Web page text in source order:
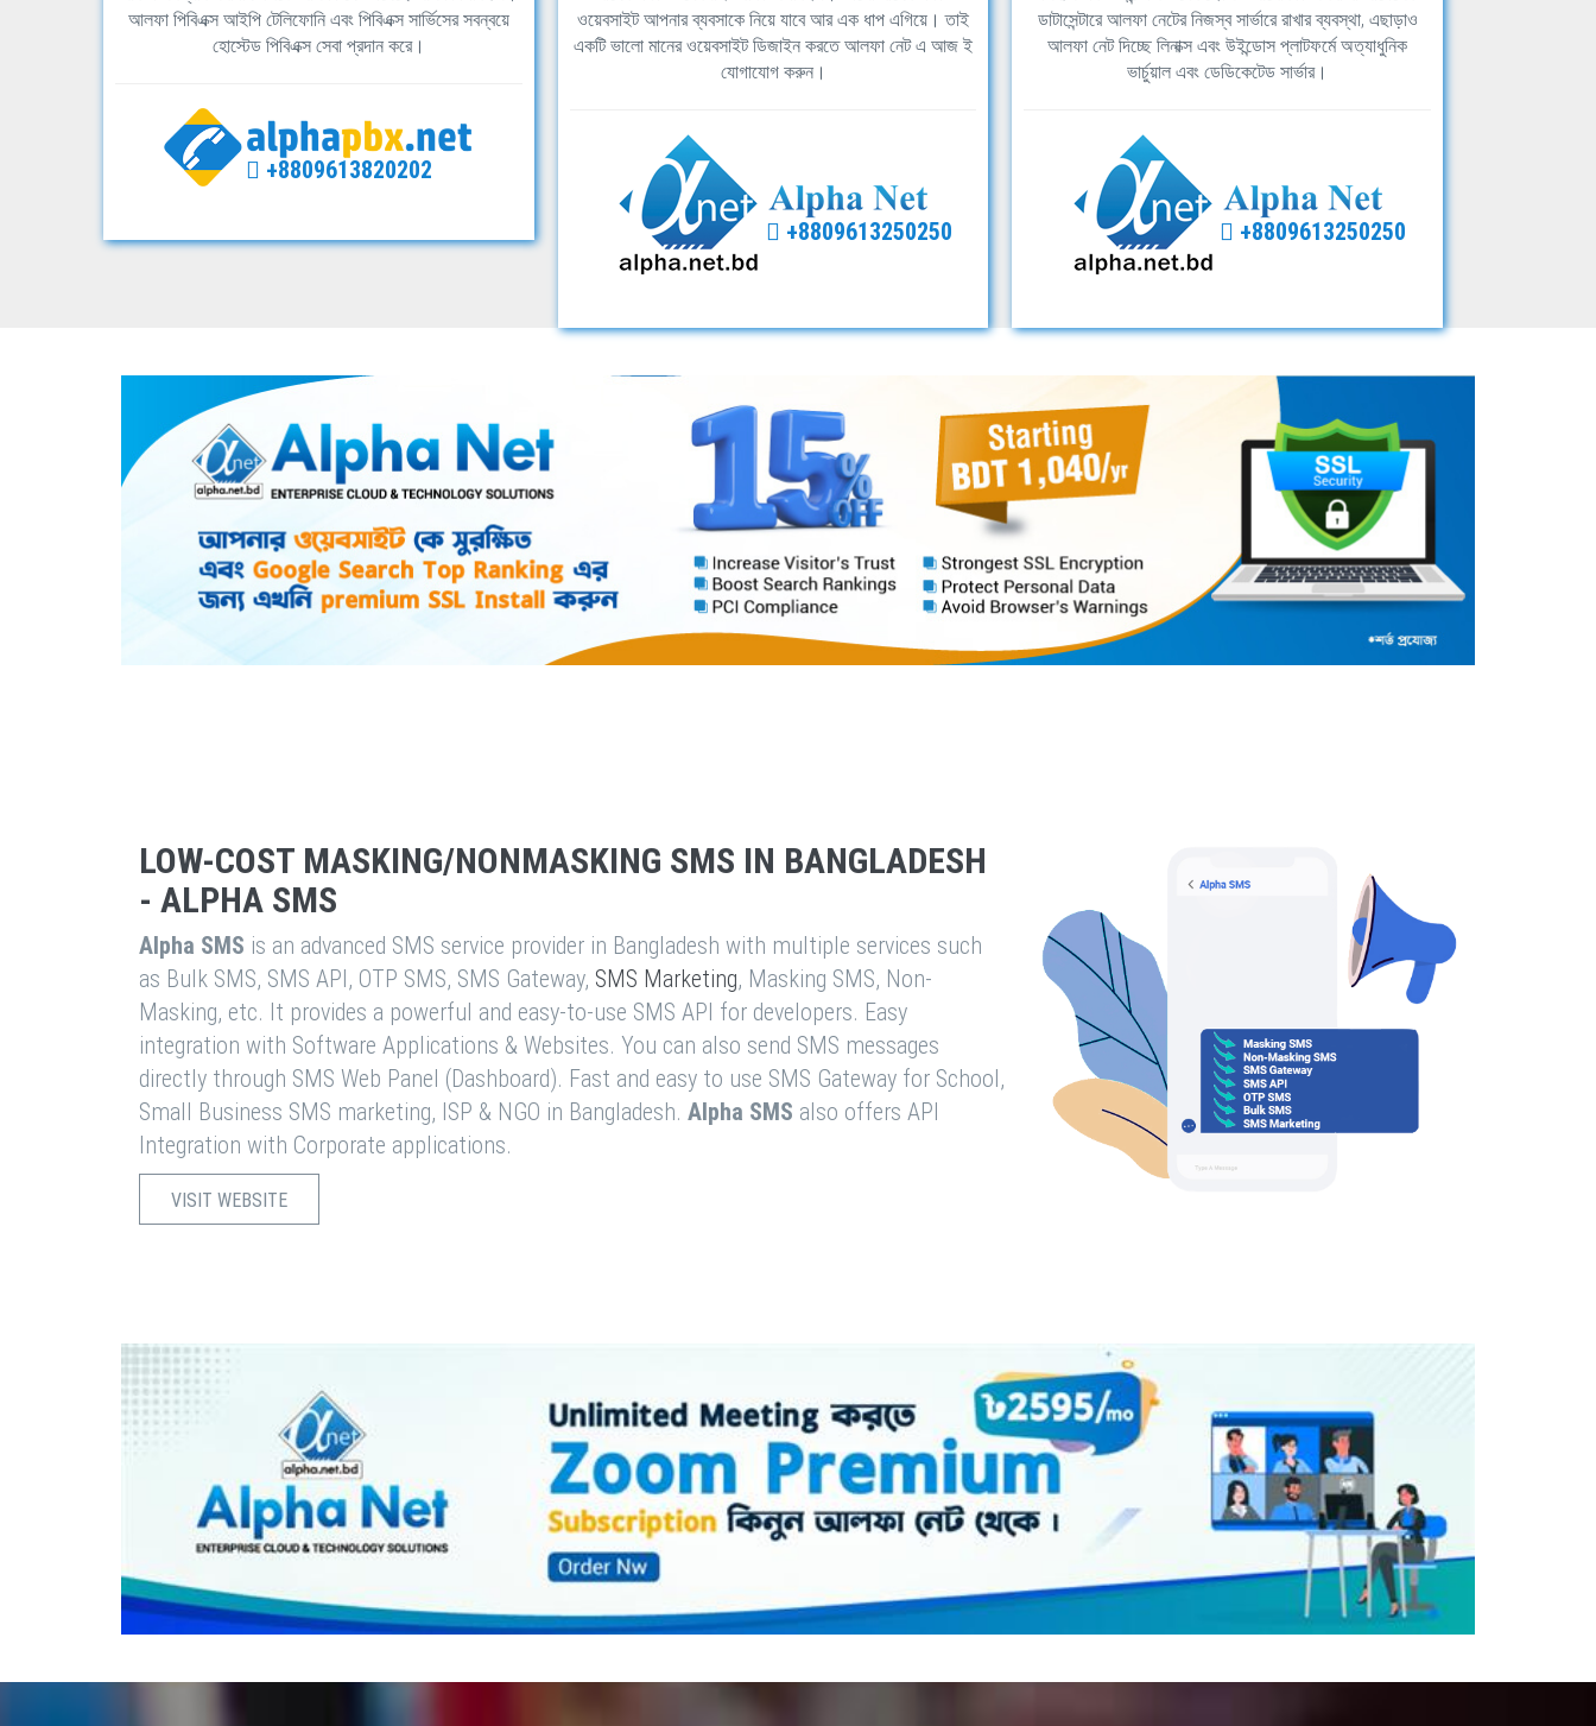
আলফা পিবিএক্স আইপি টেলিফোনি এবং পিবিএক্স সার্ভিসের সবন্বয়ে
হোস্টেড পিবিএক্স সেবা প্রদান করে।
+8809613820202
ওয়েবসাইট আপনার ব্যবসাকে নিয়ে যাবে আর এক ধাপ এগিয়ে। তাই
একটি ভালো মানের ওয়েবসাইট ডিজাইন করতে আলফা নেট এ আজ ই
যোগাযোগ করুন।
+8809613250250
ডাটাসেন্টারে আলফা নেটের নিজস্ব সার্ভারে রাখার ব্যবস্থা, এছাড়াও
আলফা নেট দিচ্ছে লিনাক্স এবং উইন্ডোস প্লাটফর্মে অত্যাধুনিক
ভার্চুয়াল এবং ডেডিকেটেড সার্ভার।
+8809613250250
LOW-COST MASKING/NONMASKING SMS IN BANGLADESH
- ALPHA SMS
Alpha SMS is an advanced SMS service provider in Bangladesh with multiple services such
as Bulk SMS, SMS API, OTP SMS, SMS Gateway, SMS Marketing, Masking SMS, Non-
Masking, etc. It provides a powerful and easy-to-use SMS API for developers. Easy
integration with Software Applications & Websites. You can also send SMS messages
directly through SMS Web Panel (Dashboard). Fast and easy to use SMS Gateway for School,
Small Business SMS marketing, ISP & NGO in Bangladesh. Alpha SMS also offers API
Integration with Corporate applications.
VISIT WEBSITE